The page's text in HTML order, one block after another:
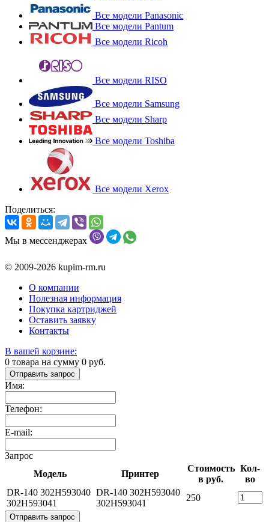
Все модели Panasonic
Все модели Pantum
Все модели Ricoh
Все модели RISO
Все модели Samsung
Все модели Sharp
Все модели Toshiba
Все модели Xerox
Поделиться:
Мы в мессенджерах
© 2009-2026 kupim-rm.ru
О компании
Полезная информация
Покупка картриджей
Оставить заявку
Контакты
В вашей корзине:
0 товара на сумму 0 руб.
Отправить запрос
Имя:
Телефон:
E-mail:
Запрос
Модель
Принтер
Стоимость
в руб.
Кол-
во
DR-140 302H593040
302H593041
DR-140 302H593040
302H593041
250
Отправить запрос